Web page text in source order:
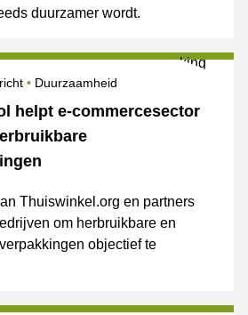
duurzamer wordt.
helpt e-commercesector
Onderwerpen
Duurzaamheid
Thuiswinkel.org en partners
om herbruikbare en
objectief te